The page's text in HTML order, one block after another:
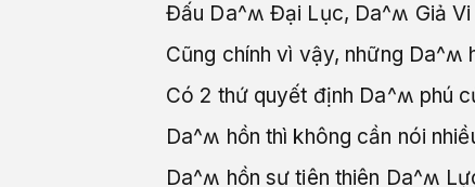
Đấu Da^ʍ Đại Lục, Da^ʍ Giả Vi
Cũng chính vì vậy, những
Có 2 thứ quyết định Da^ʍ phú
Da^ʍ hồn thì không cần nói
Da^ʍ hồn sư tiên thiên Da^ʍ